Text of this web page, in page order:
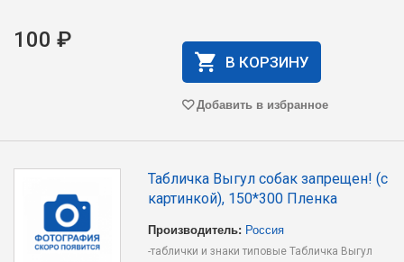
100 ₽
В КОРЗИНУ
Добавить в избранное
Табличка Выгул собак запрещен! (с
картинкой), 150*300 Пленка
Производитель: Россия
-таблички и знаки типовые Табличка Выгул